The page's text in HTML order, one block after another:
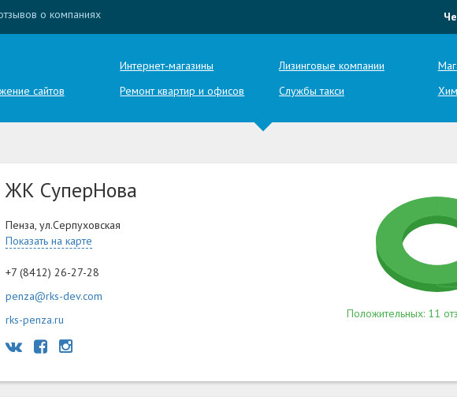
о компаниях
Интернет-магазины Лизинговые компании
сайтов Ремонт квартир и офисов Службы такси
ЖК СуперНова
Пенза, ул.Серпуховская
Показать на карте
+7 (8412) 26-27-28
penza@rks-dev.com
rks-penza.ru
Положительных: 11